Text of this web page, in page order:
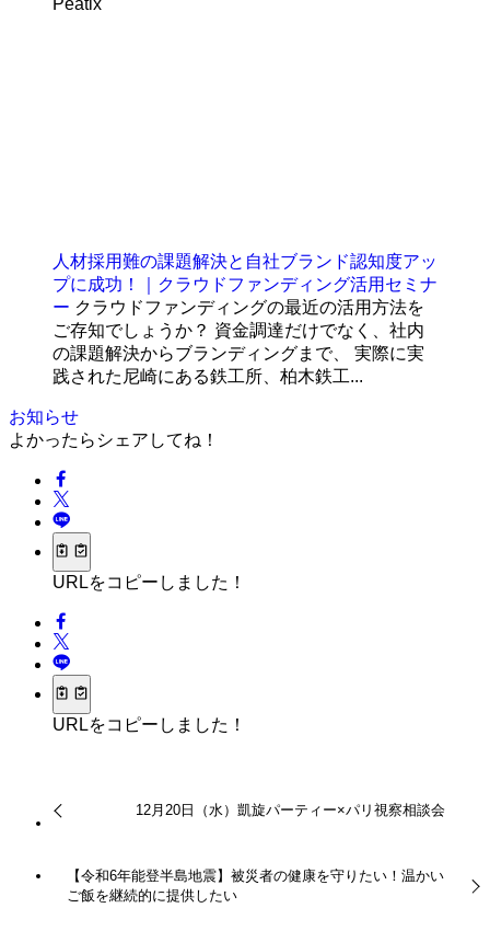
人材採用難の課題解決と自社ブランド認知度アッ
プに成功！｜クラウドファンディング活用セミナ
ー クラウドファンディングの最近の活用方法を
ご存知でしょうか？ 資金調達だけでなく、社内
の課題解決からブランディングまで、 実際に実
践された尼崎にある鉄工所、柏木鉄工...
お知らせ
よかったらシェアしてね！
URLをコピーしました！
URLをコピーしました！
12月20日（水）凱旋パーティー×パリ視察相談会
【令和6年能登半島地震】被災者の健康を守りたい！温かい
ご飯を継続的に提供したい